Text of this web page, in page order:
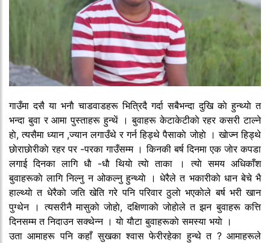
गाउँमा दसै या भनाै चाडवाडहरू भित्रिदै गर्दा सबैभन्दा दुखि काे हुन्थ्याे त
भन्दा बुवा र आमा पुस्ताहरू हुन्थें । बुवाहरू केटाकेटीकाे रहर कसरी टाल्ने
हाे, त्यसैमा ध्यान ,ज्यान लगाउँथे र गर्न हिड्थे पैसाकाे जाेहाे । खाेज्न हिड्थे
छाेराछाेरीकाे रहर पर -परका गाउँसम्म । किनकी बर्ष दिनमा एक जाेर कपडा
लगाई दिनका लागि धाै -धाै थियाे त्याे ताका । त्याे समय अधिकाँश
बुवाहरूकाे लागि निल्नु न ओकल्नु हुन्थ्याे । धेरैले त भकारीकाे धान बेचे भै
हाल्थ्याे त धेरैकाे जति खेति गरे पनि परिवार ठुलाे भएकाेले बर्ष भरी खान
पुग्थेन । त्यसरीनै मासुकाे जाेहाे, दक्षिणाकाे जाेहाेले त झन बुवाहरू कत्ति
दिनसम्म त निदाउन सक्थेन्न । याे याैटा बुवाहरूकाे समस्या भयाे ।
उता आमाहरू पनि कहाँ सुखका श्वास फेरीरहेका हुन्थे त ? आमाहरूले